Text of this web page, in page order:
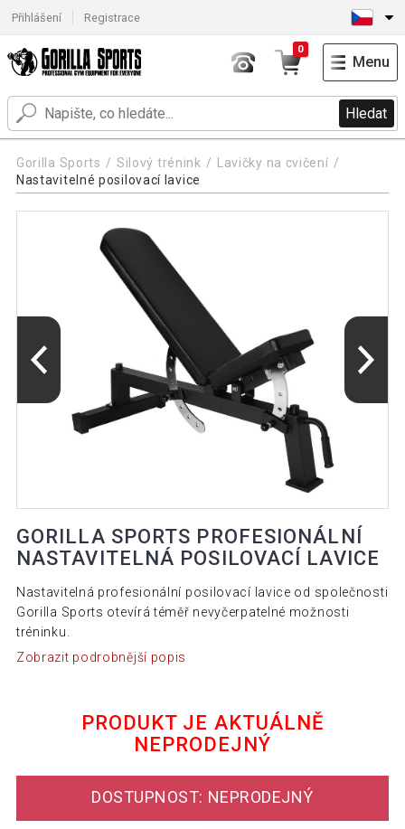
Přihlášení Registrace
Hledat
0
Menu
Gorilla Sports Silový trénink
Lavičky na cvičení
Nastavitelné posilovací lavice
GORILLA SPORTS PROFESIONÁLNÍ
NASTAVITELNÁ POSILOVACÍ LAVICE
Nastavitelná profesionální posilovací lavice od společnosti
Gorilla Sports otevírá téměř nevyčerpatelné možnosti
tréninku.
Zobrazit podrobnější popis
PRODUKT JE AKTUÁLNĚ
NEPRODEJNÝ
DOSTUPNOST: NEPRODEJNÝ